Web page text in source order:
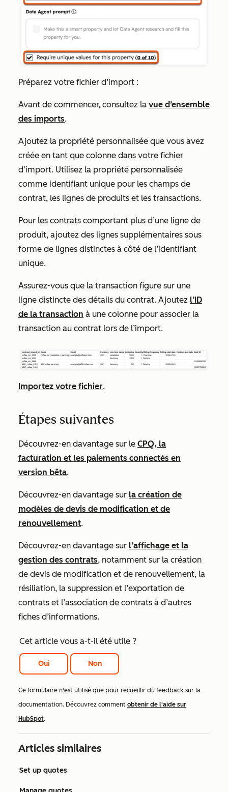
Préparez votre fichier d’import :
Avant de commencer, consultez la vue d’ensemble
des imports.
Ajoutez la propriété personnalisée que vous avez
créée en tant que colonne dans votre fichier
d’import. Utilisez la propriété personnalisée
comme identifiant unique pour les champs de
contrat, les lignes de produits et les transactions.
Pour les contrats comportant plus d’une ligne de
produit, ajoutez des lignes supplémentaires sous
forme de lignes distinctes à côté de l’identifiant
unique.
Assurez-vous que la transaction figure sur une
ligne distincte des détails du contrat. Ajoutez l’ID
de la transaction à une colonne pour associer la
transaction au contrat lors de l’import.
Importez votre fichier.
Étapes suivantes
Découvrez-en davantage sur le CPQ, la
facturation et les paiements connectés en
version bêta.
Découvrez-en davantage sur la création de
modèles de devis de modification et de
renouvellement.
Découvrez-en davantage sur l’affichage et la
gestion des contrats, notamment sur la création
de devis de modification et de renouvellement, la
résiliation, la suppression et l’exportation de
contrats et l’association de contrats à d’autres
fiches d’informations.
Cet article vous a-t-il été utile ?
Oui Non
Ce formulaire n'est utilisé que pour recueillir du feedback sur la
documentation. Découvrez comment obtenir de l'aide sur
HubSpot.
Articles similaires
Set up quotes